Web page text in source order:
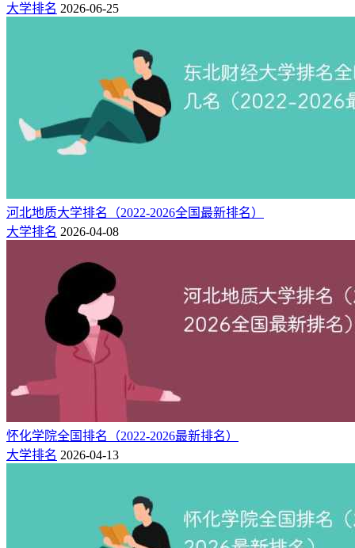
大学排名 2026-06-25
河北地质大学排名（2022-2026全国最新排名）
大学排名 2026-04-08
怀化学院全国排名（2022-2026最新排名）
大学排名 2026-04-13